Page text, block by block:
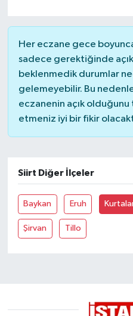
Her eczane gece
sadece gerektiğinde
beklenmedik durumlar
gelemeyebilir. Bu
eczanenin açık olduğunu
etmeniz iyi bir fikir
Siirt Diğer İlçeler
Baykan Eruh
Şirvan Tillo